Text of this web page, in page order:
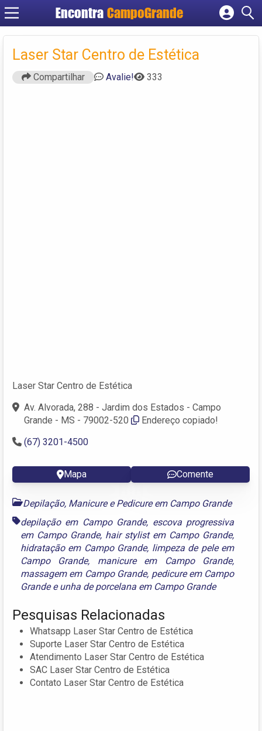
Encontra CampoGrande
Cadastrar empresa
Criar conta
Laser Star Centro de Estética
Compartilhar Avalie! 333
Laser Star Centro de Estética
Av. Alvorada, 288 - Jardim dos Estados - Campo
Grande - MS - 79002-520
Endereço copiado!
(67) 3201-4500
Mapa Comente
Depilação, Manicure e Pedicure em Campo Grande
depilação em Campo Grande, escova progressiva
em Campo Grande, hair stylist em Campo Grande,
hidratação em Campo Grande, limpeza de pele em
Campo Grande, manicure em Campo Grande,
massagem em Campo Grande, pedicure em Campo
Grandeeunha de porcelana em Campo Grande
Pesquisas Relacionadas
Whatsapp Laser Star Centro de Estética
Suporte Laser Star Centro de Estética
Atendimento Laser Star Centro de Estética
SAC Laser Star Centro de Estética
Contato Laser Star Centro de Estética